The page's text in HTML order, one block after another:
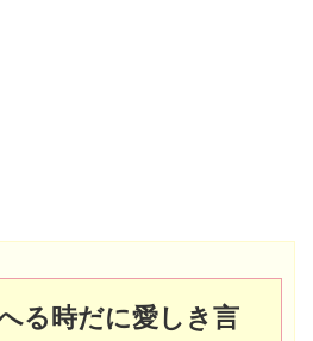
る時だに愛しき言